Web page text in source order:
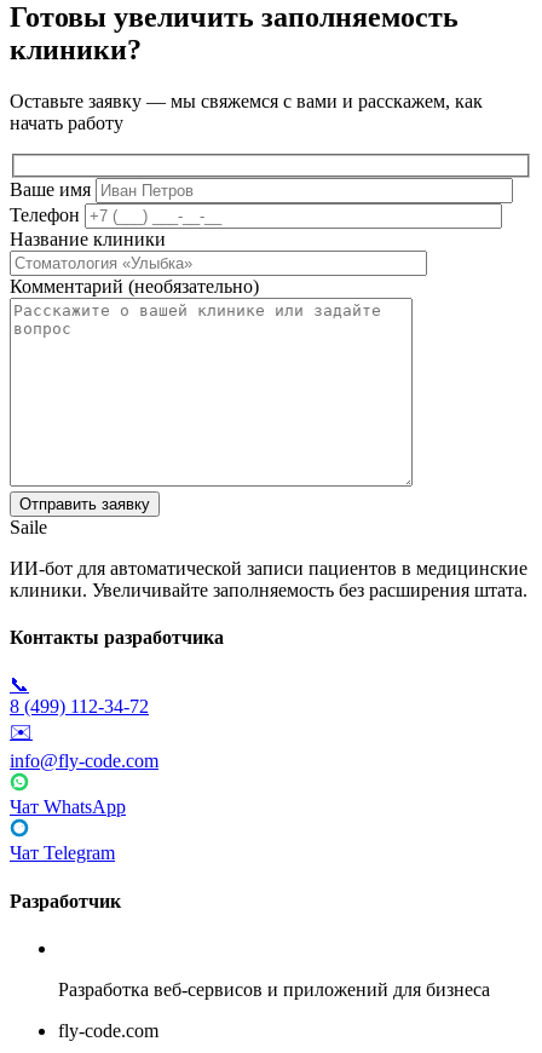
Готовы увеличить заполняемость
клиники?
Оставьте заявку — мы свяжемся с вами и расскажем, как
начать работу
Ваше имя
Телефон
Название клиники
Комментарий (необязательно)
Saile
ИИ-бот для автоматической записи пациентов в медицинские
клиники. Увеличивайте заполняемость без расширения штата.
Контакты разработчика
📞
8 (499) 112-34-72
✉️
info@fly-code.com
Чат WhatsApp
Чат Telegram
Разработчик
Разработка веб-сервисов и приложений для бизнеса
fly-code.com